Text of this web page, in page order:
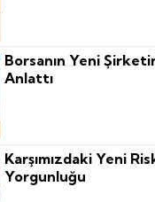
Borsanın Yeni
Anlattı
Karşımızdaki Yeni
Yorgunluğu